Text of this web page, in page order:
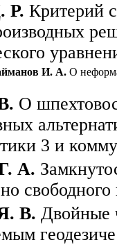
Р. Критерий
И. А. О
О
3 и
А.
В. Двойные